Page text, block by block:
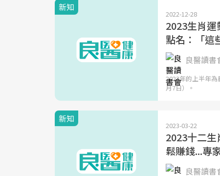
新知
2022-12-28
2023生肖
點名：「這
良醫讀書
2023年的上半年
月7日）。
新知
2023-03-22
2023十二
鬆賺錢...專
良醫讀書